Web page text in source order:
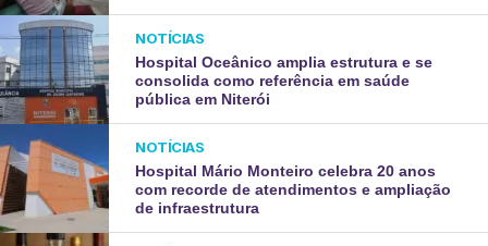
NOTÍCIAS
Hospital Oceânico amplia estrutura e se
consolida como referência em saúde
pública em Niterói
NOTÍCIAS
Hospital Mário Monteiro celebra 20 anos
com recorde de atendimentos e ampliação
de infraestrutura